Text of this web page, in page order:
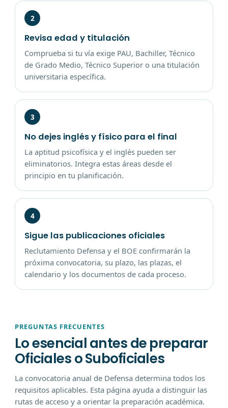
2
Revisa edad y titulación
Comprueba si tu vía exige PAU, Bachiller, Técnico
de Grado Medio, Técnico Superior o una titulación
universitaria específica.
3
No dejes inglés y físico para el final
La aptitud psicofísica y el inglés pueden ser
eliminatorios. Integra estas áreas desde el
principio en tu planificación.
4
Sigue las publicaciones oficiales
Reclutamiento Defensa y el BOE confirmarán la
próxima convocatoria, su plazo, las plazas, el
calendario y los documentos de cada proceso.
PREGUNTAS FRECUENTES
Lo esencial antes de preparar
Oficiales o Suboficiales
La convocatoria anual de Defensa determina todos los
requisitos aplicables. Esta página ayuda a distinguir las
rutas de acceso y a orientar la preparación académica.